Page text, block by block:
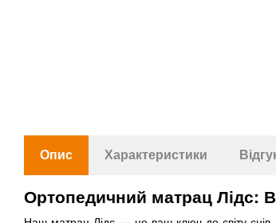
Опис Характеристики
Ортопедичний матрац Лідс: